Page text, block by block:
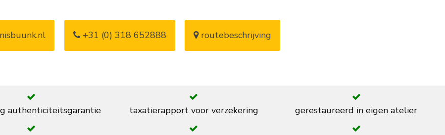
+31 (0) 318 652888 routebeschrijving
authenticiteitsgarantie taxatierapport voor verzekering gerestaureerd in eigen atelier